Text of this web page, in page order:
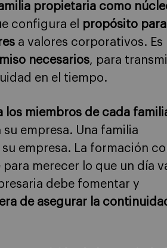
propietaria como
configura el propósito
a valores corporativos. Es
necesarios, para
en el tiempo.
los miembros de cada
empresa. Una familia
empresa. La formación
merecer lo que un día
debe fomentar y
de asegurar la